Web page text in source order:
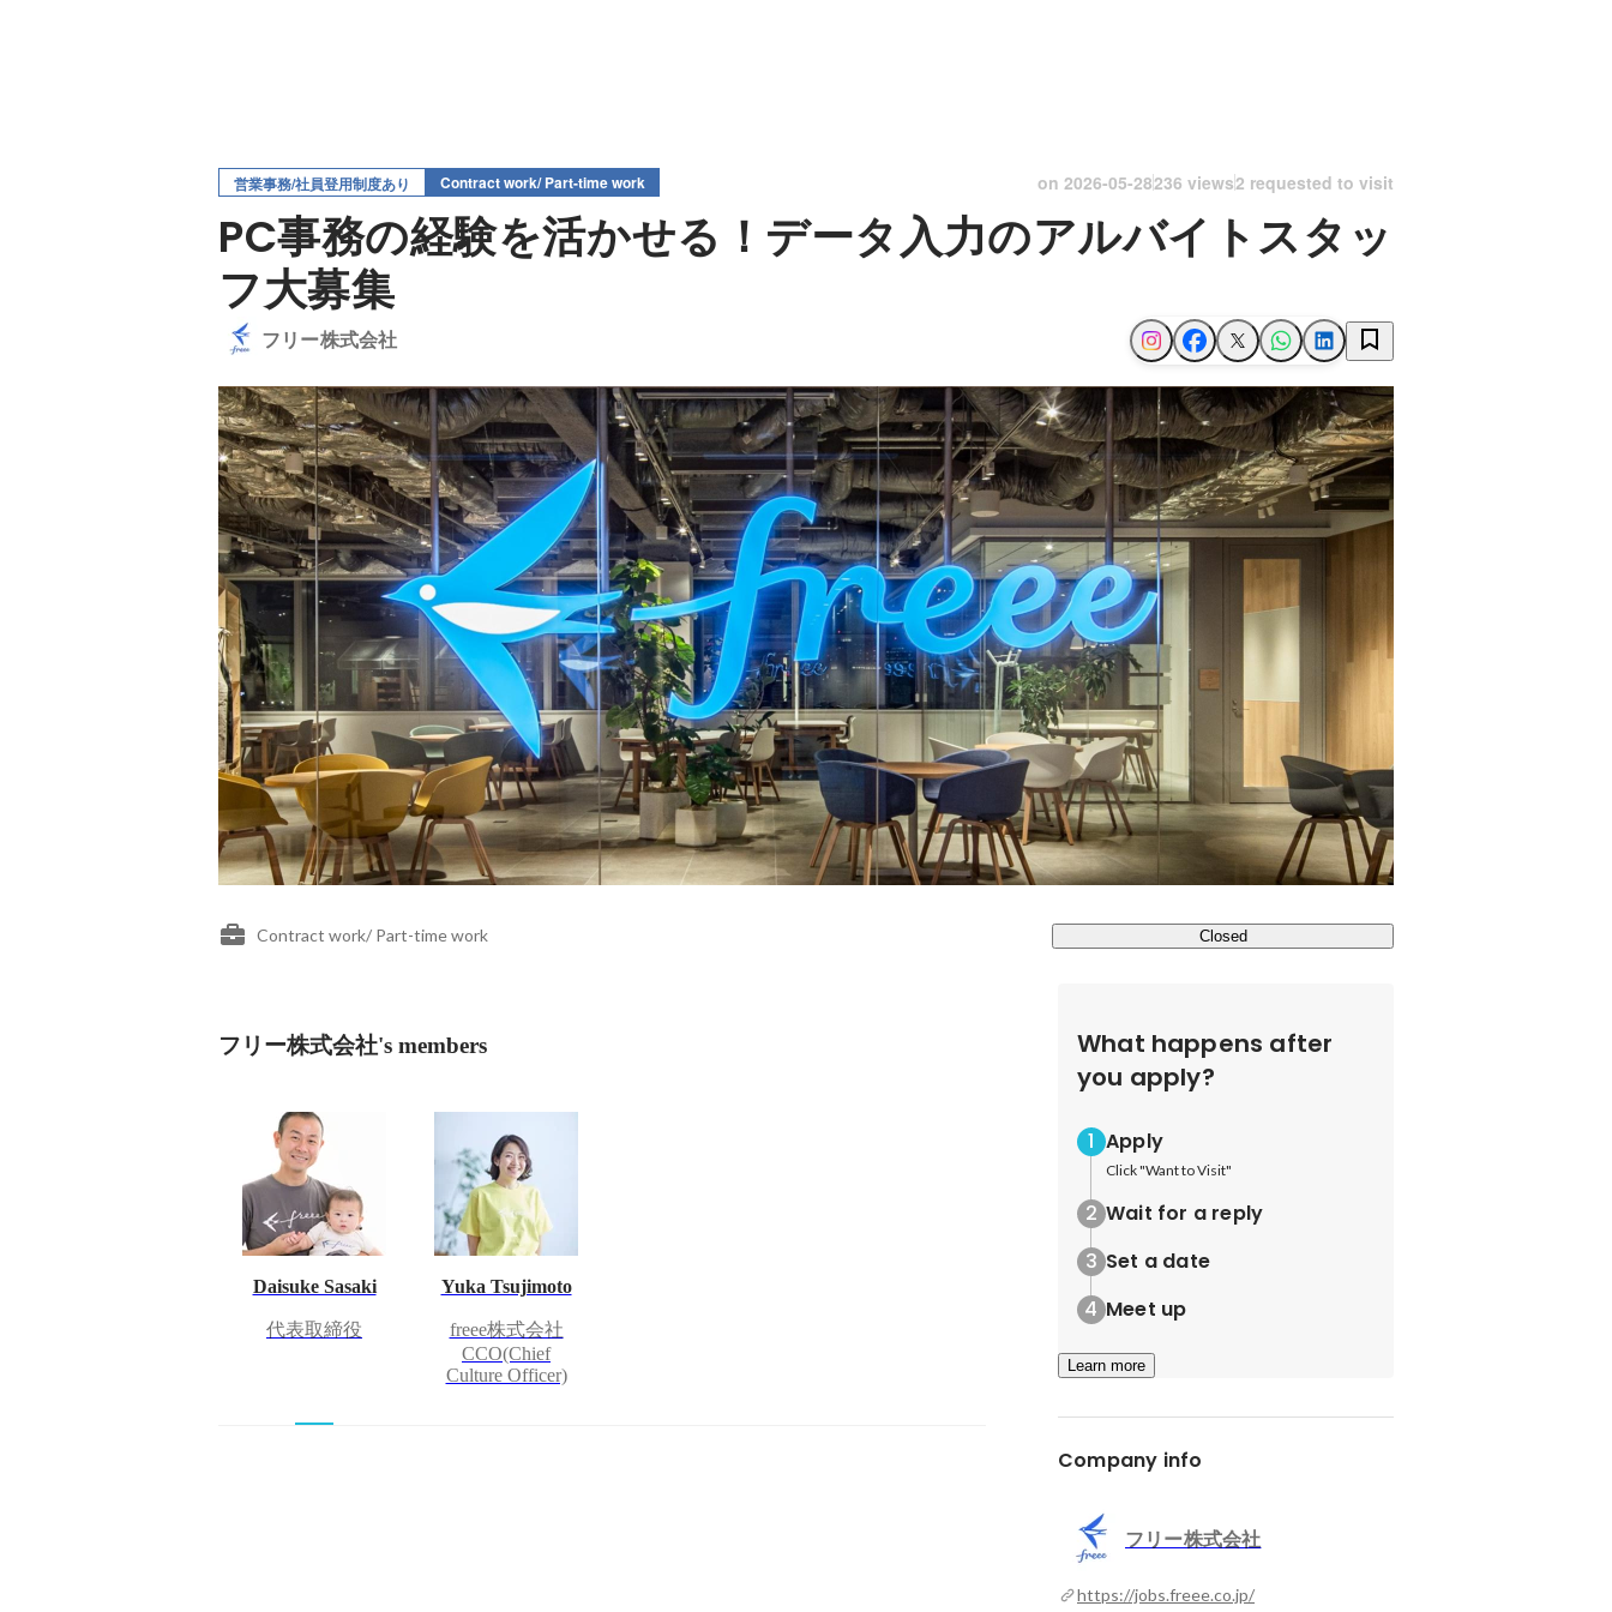
営業事務/社員登用制度あり Contract work/ Part-time work on 2026-05-28236 views2 requested to visit
PC事務の経験を活かせる！データ入力のアルバイトスタッ
フ大募集
フリー株式会社
Contract work/ Part-time work Closed
フリー株式会社's members
Daisuke Sasaki
代表取締役
Yuka Tsujimoto
freee株式会社
CCO(Chief
Culture Officer)
What happens after
you apply?
Apply
Click "Want to Visit"
Wait for a reply
Set a date
Meet up
Learn more
Company info
フリー株式会社
https://jobs.freee.co.jp/